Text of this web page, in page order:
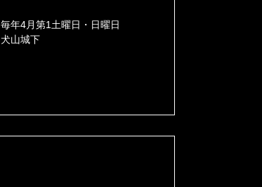
毎年4月第1土曜日・日曜日
犬山城下